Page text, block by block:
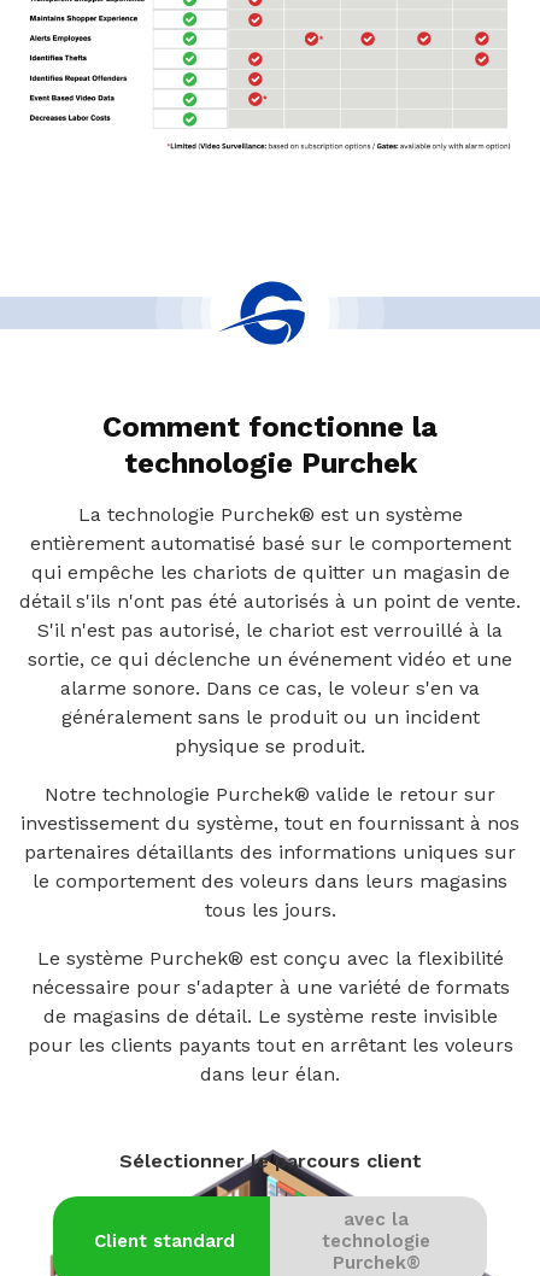
Comment fonctionne la
technologie Purchek
La technologie Purchek® est un système
entièrement automatisé basé sur le comportement
qui empêche les chariots de quitter un magasin de
détail s'ils n'ont pas été autorisés à un point de vente.
S'il n'est pas autorisé, le chariot est verrouillé à la
sortie, ce qui déclenche un événement vidéo et une
alarme sonore. Dans ce cas, le voleur s'en va
généralement sans le produit ou un incident
physique se produit.
Notre technologie Purchek® valide le retour sur
investissement du système, tout en fournissant à nos
partenaires détaillants des informations uniques sur
le comportement des voleurs dans leurs magasins
tous les jours.
Le système Purchek® est conçu avec la flexibilité
nécessaire pour s'adapter à une variété de formats
de magasins de détail. Le système reste invisible
pour les clients payants tout en arrêtant les voleurs
dans leur élan.
Sélectionner le parcours client
Client standard
avec la
technologie
Purchek®